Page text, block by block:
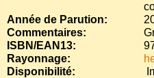
Année de Parution:
Commentaires:
ISBN/EAN13:
Rayonnage:
Disponibilité: